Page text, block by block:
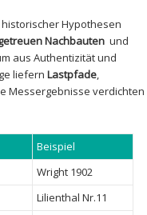
Hypothesen
‍Nachbauten ⁢ und ‍
aus Authentizität und
liefern Lastpfade, ⁣
Messergebnisse verdichten​
Beispiel
Wright 1902
Lilienthal Nr.11